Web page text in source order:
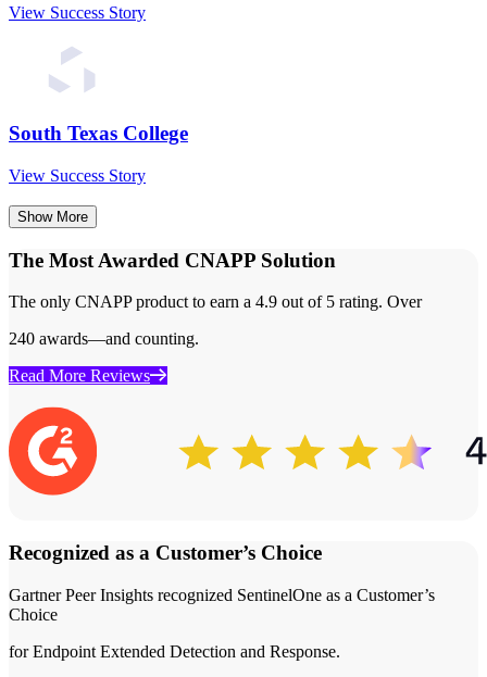
View Success Story
South Texas College
View Success Story
Show More
The Most Awarded CNAPP Solution
The only CNAPP product to earn a 4.9 out of 5 rating. Over
240 awards—and counting.
Read More Reviews
Recognized as a Customer’s Choice
Gartner Peer Insights recognized SentinelOne as a Customer’s
Choice
for Endpoint Extended Detection and Response.